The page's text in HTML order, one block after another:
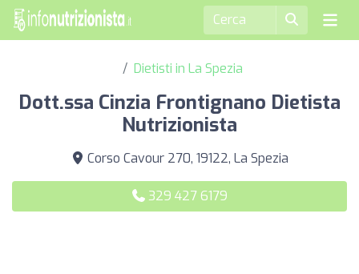
Dietisti in La Spezia
Dott.ssa Cinzia Frontignano Dietista
Nutrizionista
Corso Cavour 270, 19122, La Spezia
329 427 6179